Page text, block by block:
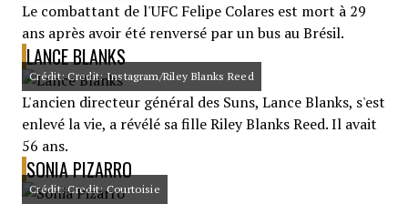
Le combattant de l'UFC Felipe Colares est mort à 29
ans après avoir été renversé par un bus au Brésil.
LANCE BLANKS
Crédit: Credit: Instagram/Riley Blanks Reed
L'ancien directeur général des Suns, Lance Blanks, s'est
enlevé la vie, a révélé sa fille Riley Blanks Reed. Il avait
56 ans.
SONIA PIZARRO
Crédit: Credit: Courtoisie